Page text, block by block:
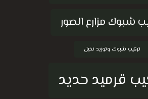
شبوك مزارع الصور
تركيب شبوك وتوريد نخيل
قرميد حديد